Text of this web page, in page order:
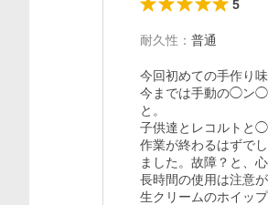
5
耐久性 ： 普通
今回初めての手作り
今までは手動の◯ン◯
と。
子供達とレコルトと
作業が終わるはずで
ました。故障？と、
長時間の使用は注意が
生クリームのホイッ